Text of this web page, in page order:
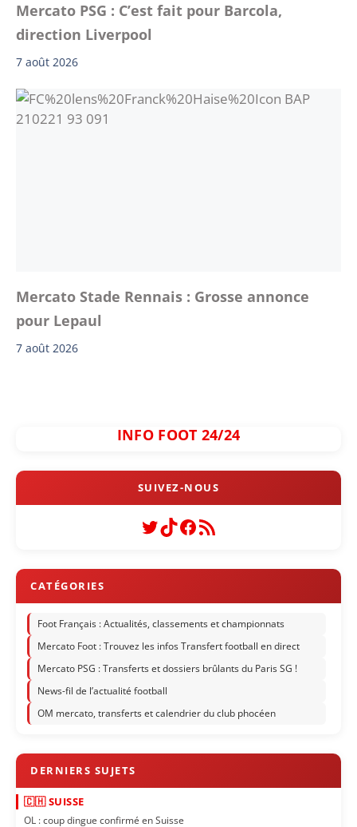
Mercato PSG : C’est fait pour Barcola,
direction Liverpool
7 août 2026
Mercato Stade Rennais : Grosse annonce
pour Lepaul
7 août 2026
INFO FOOT 24/24
Twitter
TikTok
Facebook
Flux RSS
Foot Français : Actualités, classements et championnats
Mercato Foot : Trouvez les infos Transfert football en direct
Mercato PSG : Transferts et dossiers brûlants du Paris SG !
News-fil de l’actualité football
OM mercato, transferts et calendrier du club phocéen
🇨🇭 SUISSE
OL : coup dingue confirmé en Suisse